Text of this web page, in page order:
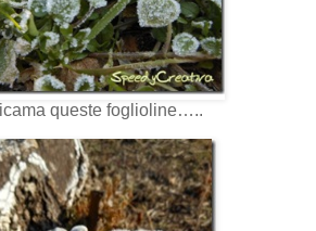
queste foglioline…..